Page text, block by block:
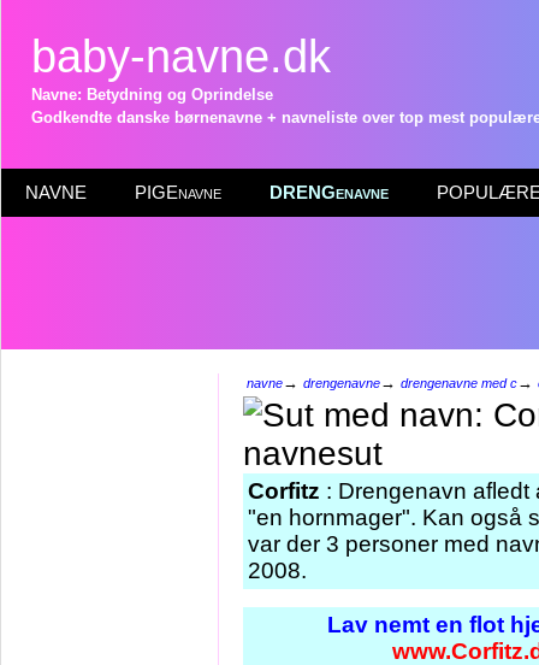
baby-navne.dk
Navne: Betydning og Oprindelse
Godkendte danske børnenavne + navneliste over top mest
NAVNE PIGEnavne DRENGenavne POPULÆRE
navne→ drengenavne→ drengenavne med c→
Corfitz : Drengenavn afledt
"en hornmager". Kan også
var der 3 personer med
2008.
Lav nemt en flot